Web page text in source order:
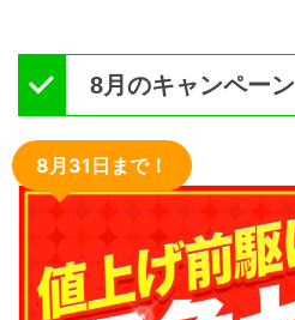
8月のキャンペーン
8月31日まで！